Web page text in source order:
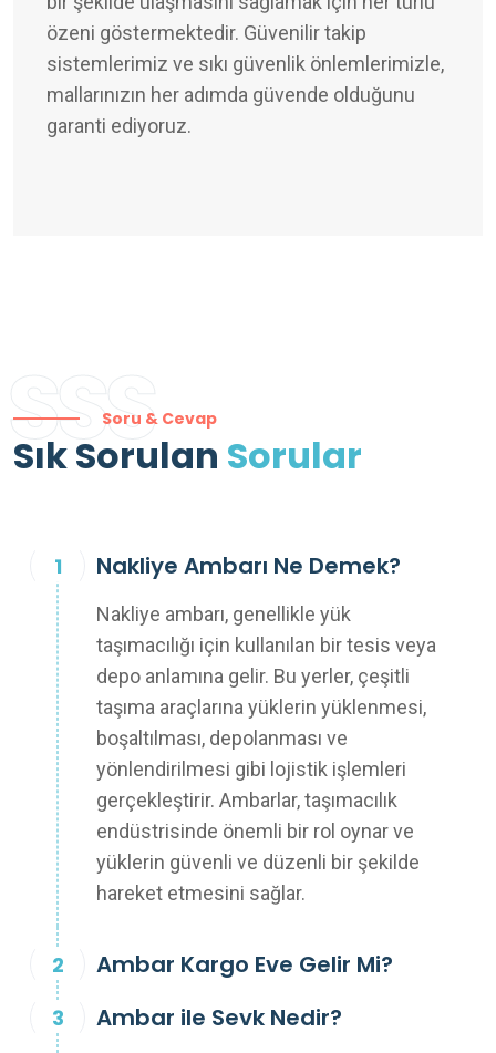
özeni göstermektedir. Güvenilir takip
sistemlerimiz ve sıkı güvenlik önlemlerimizle,
mallarınızın her adımda güvende olduğunu
garanti ediyoruz.
SSSSoru & Cevap
Sık Sorulan Sorular
Nakliye Ambarı Ne Demek?
Nakliye ambarı, genellikle yük
taşımacılığı için kullanılan bir tesis veya
depo anlamına gelir. Bu yerler, çeşitli
taşıma araçlarına yüklerin yüklenmesi,
boşaltılması, depolanması ve
yönlendirilmesi gibi lojistik işlemleri
gerçekleştirir. Ambarlar, taşımacılık
endüstrisinde önemli bir rol oynar ve
yüklerin güvenli ve düzenli bir şekilde
hareket etmesini sağlar.
Ambar Kargo Eve Gelir Mi?
Ambar ile Sevk Nedir?